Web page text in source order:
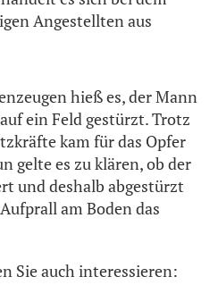
Angestellten aus
hieß es, der Mann
ein Feld gestürzt. Trotz
kam für das Opfer
gelte es zu klären, ob der
und deshalb abgestürzt
am Boden das
Sie auch interessieren: